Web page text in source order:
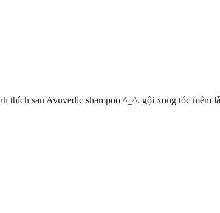
thích sau Ayuvedic shampoo ^_^. gội xong tóc mềm